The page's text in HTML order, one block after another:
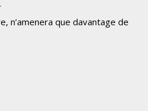
n’amenera que davantage de